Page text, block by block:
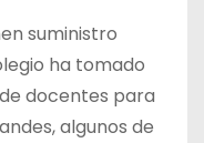
suministro
ha tomado
docentes para
algunos de